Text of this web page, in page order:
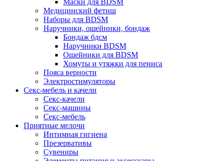
Маски для BDSM
Медицинский фетиш
Наборы для BDSM
Наручники, ошейники, бондаж
Бондаж бдсм
Наручники BDSM
Ошейники для BDSM
Хомуты и утяжки для пениса
Пояса верности
Электростимуляторы
Секс-мебель и качели
Секс-качели
Секс-машины
Секс-мебель
Приятные мелочи
Интимная гигиена
Презервативы
Сувениры